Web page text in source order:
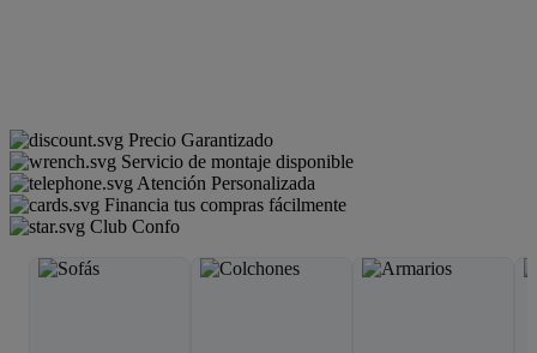
Precio Garantizado
Servicio de montaje disponible
Atención Personalizada
Financia tus compras fácilmente
Club Confo